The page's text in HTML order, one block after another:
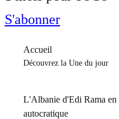
S'abonner
Accueil
Découvrez la Une du jour
L'Albanie d'Edi Rama
autocratique